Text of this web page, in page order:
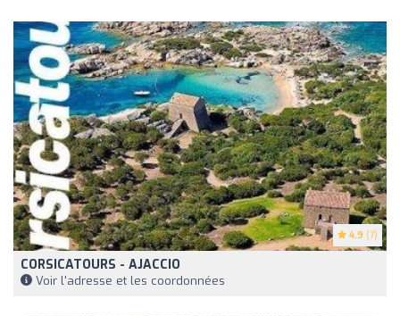
4.9 (7)
CORSICATOURS - AJACCIO
Voir l'adresse et les coordonnées